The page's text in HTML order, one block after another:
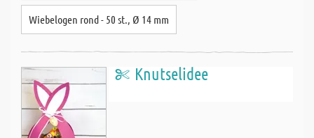
Wiebelogen rond - 50 st., Ø 14 mm
Knutselidee